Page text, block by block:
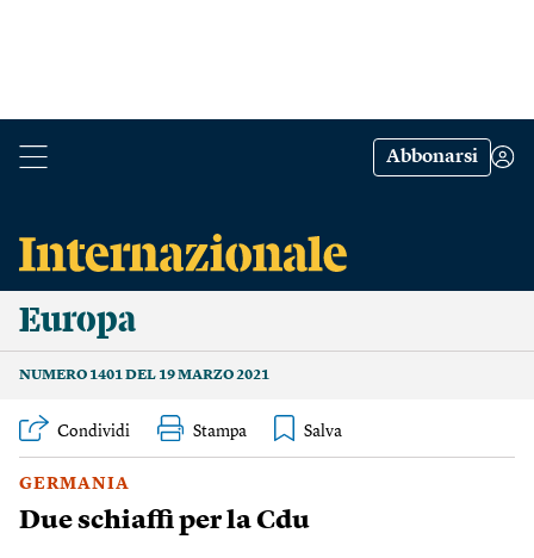
Abbonarsi
Europa
NUMERO 1401 DEL 19 MARZO 2021
Condividi Stampa
GERMANIA
Due schiaffi per la Cdu